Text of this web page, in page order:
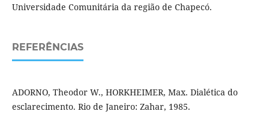
Universidade Comunitária da região de Chapecó.
REFERÊNCIAS
ADORNO, Theodor W., HORKHEIMER, Max. Dialética do
esclarecimento. Rio de Janeiro: Zahar, 1985.